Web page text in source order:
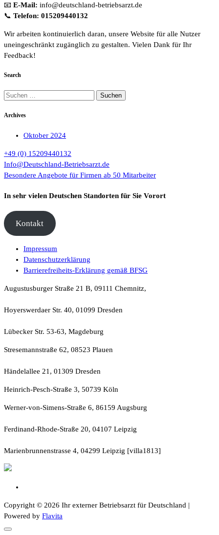
📧 E-Mail: info@deutschland-betriebsarzt.de
📞 Telefon: 015209440132
Wir arbeiten kontinuierlich daran, unsere Website für alle Nutzer
uneingeschränkt zugänglich zu gestalten. Vielen Dank für Ihr
Feedback!
Search
Suchen
Archives
Oktober 2024
+49 (0) 15209440132
Info@Deutschland-Betriebsarzt.de
Besondere Angebote für Firmen ab 50 Mitarbeiter
In sehr vielen Deutschen Standorten für Sie Vorort
Kontakt
Impressum
Datenschutzerklärung
Barrierefreiheits-Erklärung gemäß BFSG
Augustusburger Straße 21 B, 09111 Chemnitz,
Hoyerswerdaer Str. 40, 01099 Dresden
Lübecker Str. 53-63, Magdeburg
Stresemannstraße 62, 08523 Plauen
Händelallee 21, 01309 Dresden
Heinrich-Pesch-Straße 3, 50739 Köln
Werner-von-Simens-Straße 6, 86159 Augsburg
Ferdinand-Rhode-Straße 20, 04107 Leipzig
Marienbrunnenstrasse 4, 04299 Leipzig [villa1813]
Copyright © 2026 Ihr externer Betriebsarzt für Deutschland |
Powered by Flavita